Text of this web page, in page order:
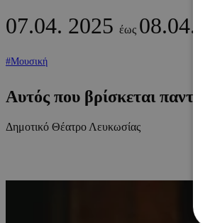
07.04. 2025 έως 08.04.
#Μουσική
Αυτός που βρίσκεται
Δημοτικό Θέατρο Λευκωσίας